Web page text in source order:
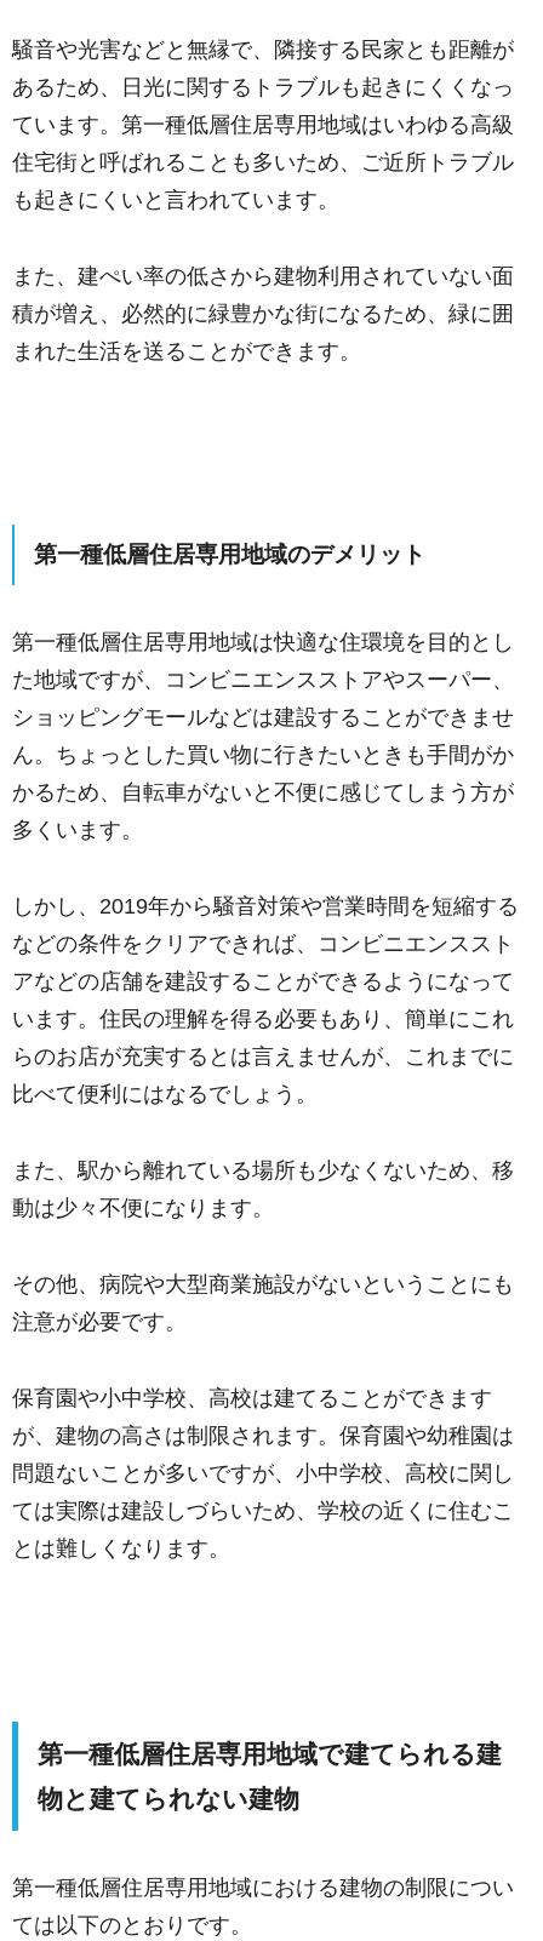
騒音や光害などと無縁で、隣接する民家とも距離が
あるため、日光に関するトラブルも起きにくくなっ
ています。第一種低層住居専用地域はいわゆる高級
住宅街と呼ばれることも多いため、ご近所トラブル
も起きにくいと言われています。
また、建ぺい率の低さから建物利用されていない面
積が増え、必然的に緑豊かな街になるため、緑に囲
まれた生活を送ることができます。
第一種低層住居専用地域のデメリット
第一種低層住居専用地域は快適な住環境を目的とし
た地域ですが、コンビニエンスストアやスーパー、
ショッピングモールなどは建設することができませ
ん。ちょっとした買い物に行きたいときも手間がか
かるため、自転車がないと不便に感じてしまう方が
多くいます。
しかし、2019年から騒音対策や営業時間を短縮する
などの条件をクリアできれば、コンビニエンススト
アなどの店舗を建設することができるようになって
います。住民の理解を得る必要もあり、簡単にこれ
らのお店が充実するとは言えませんが、これまでに
比べて便利にはなるでしょう。
また、駅から離れている場所も少なくないため、移
動は少々不便になります。
その他、病院や大型商業施設がないということにも
注意が必要です。
保育園や小中学校、高校は建てることができます
が、建物の高さは制限されます。保育園や幼稚園は
問題ないことが多いですが、小中学校、高校に関し
ては実際は建設しづらいため、学校の近くに住むこ
とは難しくなります。
第一種低層住居専用地域で建てられる建
物と建てられない建物
第一種低層住居専用地域における建物の制限につい
ては以下のとおりです。